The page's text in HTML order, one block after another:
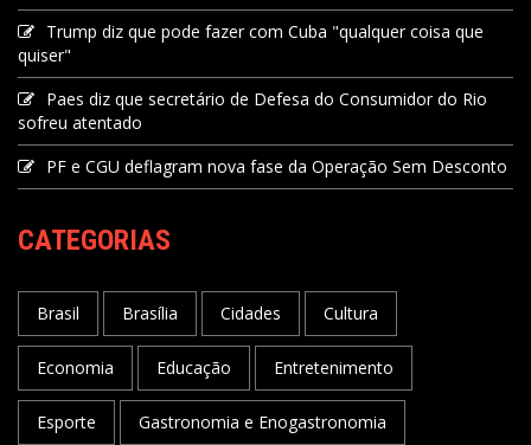
Trump diz que pode fazer com Cuba "qualquer coisa que
quiser"
Paes diz que secretário de Defesa do Consumidor do Rio
sofreu atentado
PF e CGU deflagram nova fase da Operação Sem Desconto
CATEGORIAS
Brasil Brasília Cidades Cultura
Economia Educação Entretenimento
Esporte Gastronomia e Enogastronomia